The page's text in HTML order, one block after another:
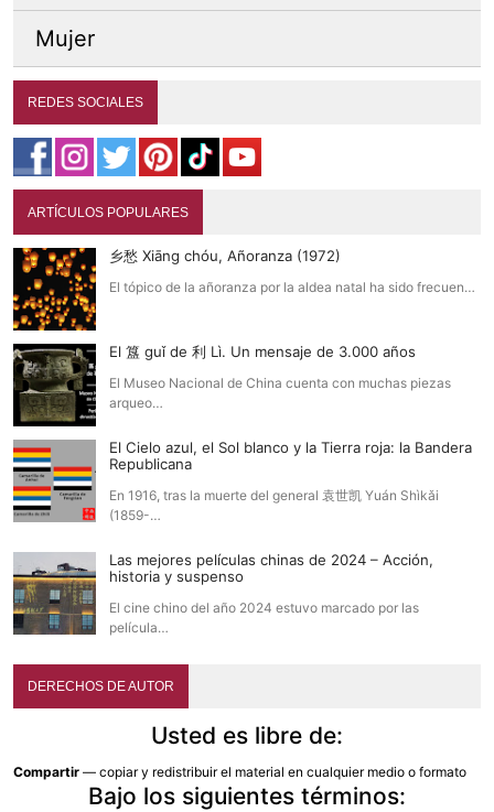
Mujer
REDES SOCIALES
ARTÍCULOS POPULARES
乡愁 Xiāng chóu, Añoranza (1972)
El tópico de la añoranza por la aldea natal ha sido frecuen…
El 簋 guǐ de 利 Lì. Un mensaje de 3.000 años
El Museo Nacional de China cuenta con muchas piezas
arqueo…
El Cielo azul, el Sol blanco y la Tierra roja: la Bandera
Republicana
En 1916, tras la muerte del general 袁世凯 Yuán Shìkǎi
(1859-…
Las mejores películas chinas de 2024 – Acción,
historia y suspenso
El cine chino del año 2024 estuvo marcado por las
película…
DERECHOS DE AUTOR
Usted es libre de:
Compartir — copiar y redistribuir el material en cualquier medio o formato
Bajo los siguientes términos: